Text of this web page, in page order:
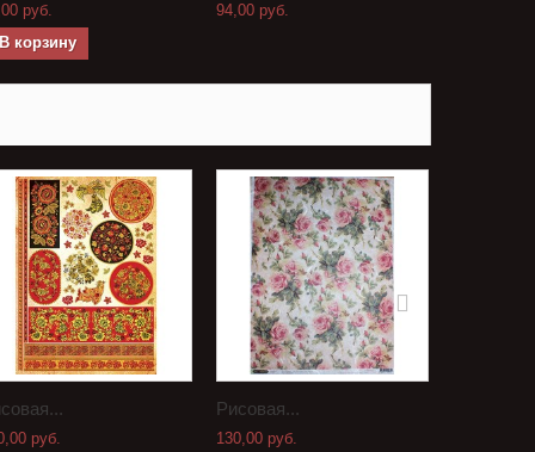
руб.
В корзину
94,00 руб.
руб.
Рисовая...
130,00 руб.